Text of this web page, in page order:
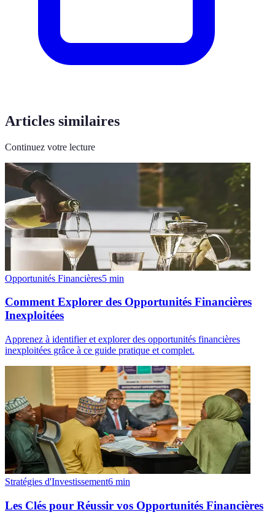
Articles similaires
Continuez votre lecture
Opportunités Financières5 min
Comment Explorer des Opportunités Financières
Inexploitées
Apprenez à identifier et explorer des opportunités financières
inexploitées grâce à ce guide pratique et complet.
Stratégies d'Investissement6 min
Les Clés pour Réussir vos Opportunités Financières